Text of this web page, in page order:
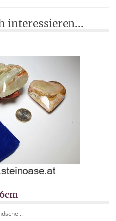
interessieren...